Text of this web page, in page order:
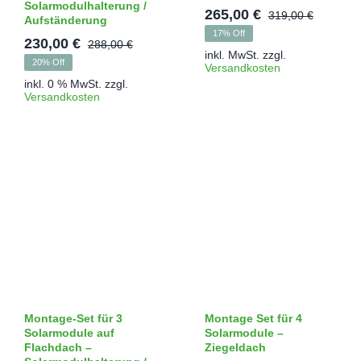
Solarmodulhalterung /
Aufständerung
288,00€
Ursprünglicher
230,00 €
Aktueller
20% Off
inkl. 0 % MwSt. zzgl.
Versandkosten
319,00€
265,00 €
17% Off
inkl. MwSt. zzgl.
Versandkosten
Montage-Set für 3
Solarmodule auf
Flachdach –
Montage Set für 4
Solarmodule –
Ziegeldach